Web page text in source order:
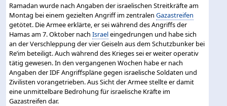
Ramadan wurde nach Angaben der israelischen Streitkräfte am
Montag bei einem gezielten Angriff im zentralenGazastreifen
getötet. Die Armee erklärte, er sei während des Angriffs der
Hamas am 7. Oktober nachIsraeleingedrungen und habe sich
an der Verschleppung der vier Geiseln aus dem Schutzbunker bei
Re’im beteiligt. Auch während des Krieges sei er weiter operativ
tätig gewesen. In den vergangenen Wochen habe er nach
Angaben der IDF Angriffspläne gegen israelische Soldaten und
Zivilisten vorangetrieben. Aus Sicht der Armee stellte er damit
eine unmittelbare Bedrohung für israelische Kräfte im
Gazastreifen dar.